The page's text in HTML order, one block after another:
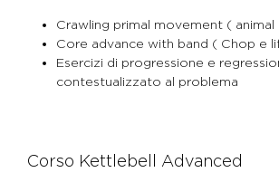
Crawling primal movement ( animal
Core advance with band ( Chop e
Esercizi di progressione e
contestualizzato al problema
Corso Kettlebell Advanced